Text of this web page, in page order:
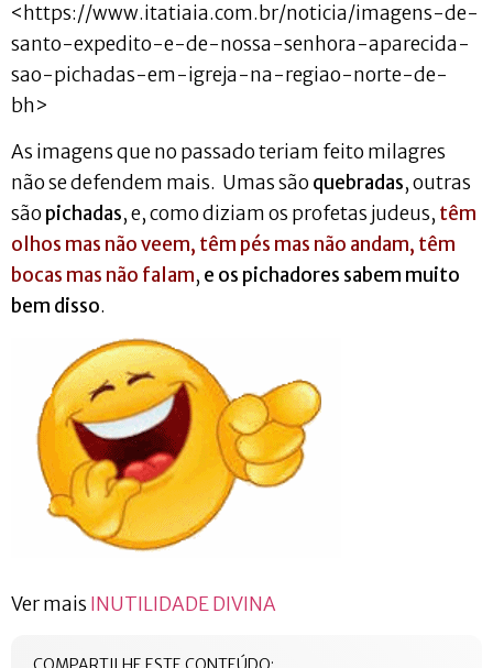
<https://www.itatiaia.com.br/noticia/imagens-de-
santo-expedito-e-de-nossa-senhora-aparecida-
sao-pichadas-em-igreja-na-regiao-norte-de-
bh>
As imagens que no passado teriam feito milagres
não se defendem mais. Umas são quebradas, outras
são pichadas, e, como diziam os profetas judeus, têm
olhos mas não veem, têm pés mas não andam, têm
bocas mas não falam, e os pichadores sabem muito
bem disso.
Ver mais INUTILIDADE DIVINA